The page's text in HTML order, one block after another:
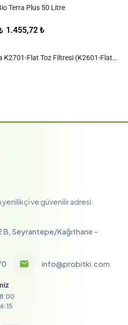
Terra Plus 50 Litre
1.455,72 ₺
Prima Klima K2701-Flat Toz Filtresi (K2601-Flat Filtreler)
ve güvenilir adresi.
B, Seyrantepe/Kağıthane -
info@probitki.com